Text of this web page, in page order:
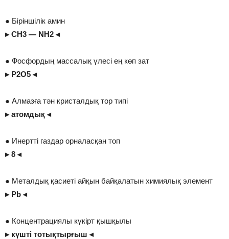
● Біріншілік амин
▸ CH3 — NH2 ◂
● Фосфордың массалық үлесі ең көп зат
▸ P2O5 ◂
● Алмазға тән кристалдық тор типі
▸ атомдық ◂
● Инертті газдар орналасқан топ
▸ 8 ◂
● Металдық қасиеті айқын байқалатын химиялық элемент
▸ Pb ◂
● Концентрациялы күкірт қышқылы
▸ күшті тотықтырғыш ◂